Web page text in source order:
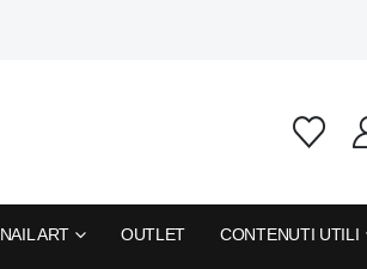
NAIL ART OUTLET CONTENUTI UTILI